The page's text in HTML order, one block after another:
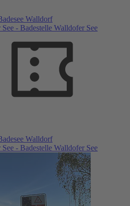
Walldorf
- Badestelle Walldofer See
Walldorf
- Badestelle Walldofer See